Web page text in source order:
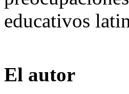
educativos
El autor